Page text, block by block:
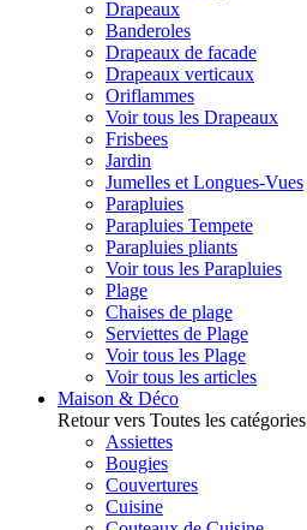
Drapeaux
Banderoles
Drapeaux de facade
Drapeaux verticaux
Oriflammes
Voir tous les Drapeaux
Frisbees
Jardin
Jumelles et Longues-Vues
Parapluies
Parapluies Tempete
Parapluies pliants
Voir tous les Parapluies
Plage
Chaises de plage
Serviettes de Plage
Voir tous les Plage
Voir tous les articles
Maison & Déco
Retour vers Toutes les catégories
Assiettes
Bougies
Couvertures
Cuisine